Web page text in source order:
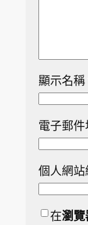
顯示名稱
電子郵
個人網
在瀏覽